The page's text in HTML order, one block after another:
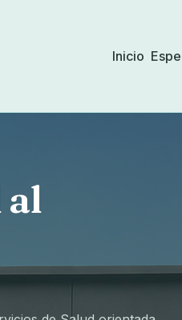
Inicio
al